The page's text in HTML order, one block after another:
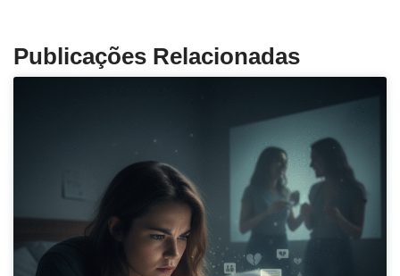
Publicações Relacionadas